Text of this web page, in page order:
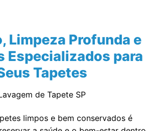
Limpeza Profunda e
Especializados para
Tapetes
de Tapete SP
limpos e bem conservados é